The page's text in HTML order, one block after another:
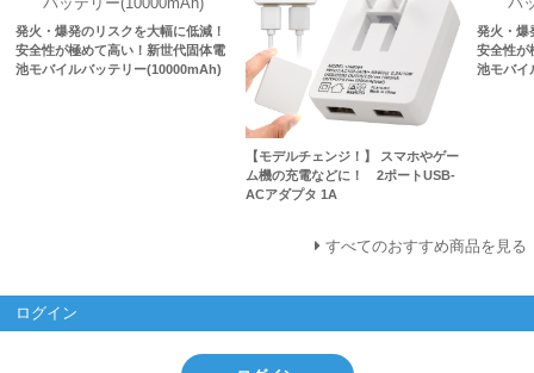
発火・爆発のリスクを大幅に低減！
安全性が極めて高い！新世代固体電
池モバイルバッテリー(10000mAh)
【モデルチェンジ！】 スマホやゲー
ム機の充電などに！ 2ポートUSB-
ACアダプタ 1A
発火・爆
安全性が
池モバイ
すべてのおすすめ商品を見る
ログイン